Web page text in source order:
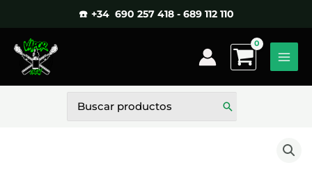
contenido
☎️ +34 690 257 418 - 689 112 110
por: